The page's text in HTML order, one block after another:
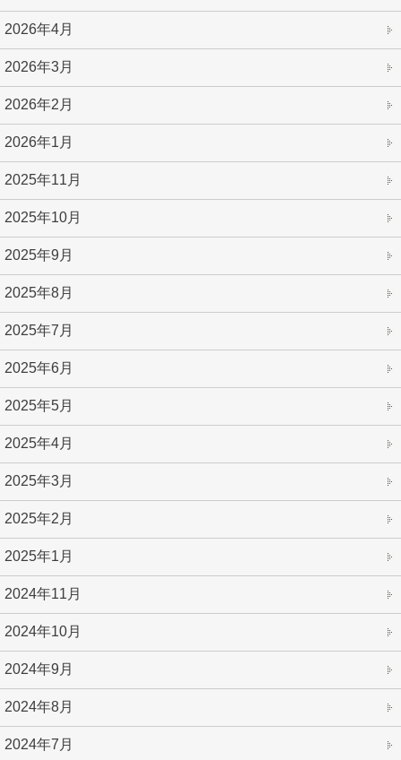
2026年4月
2026年3月
2026年2月
2026年1月
2025年11月
2025年10月
2025年9月
2025年8月
2025年7月
2025年6月
2025年5月
2025年4月
2025年3月
2025年2月
2025年1月
2024年11月
2024年10月
2024年9月
2024年8月
2024年7月